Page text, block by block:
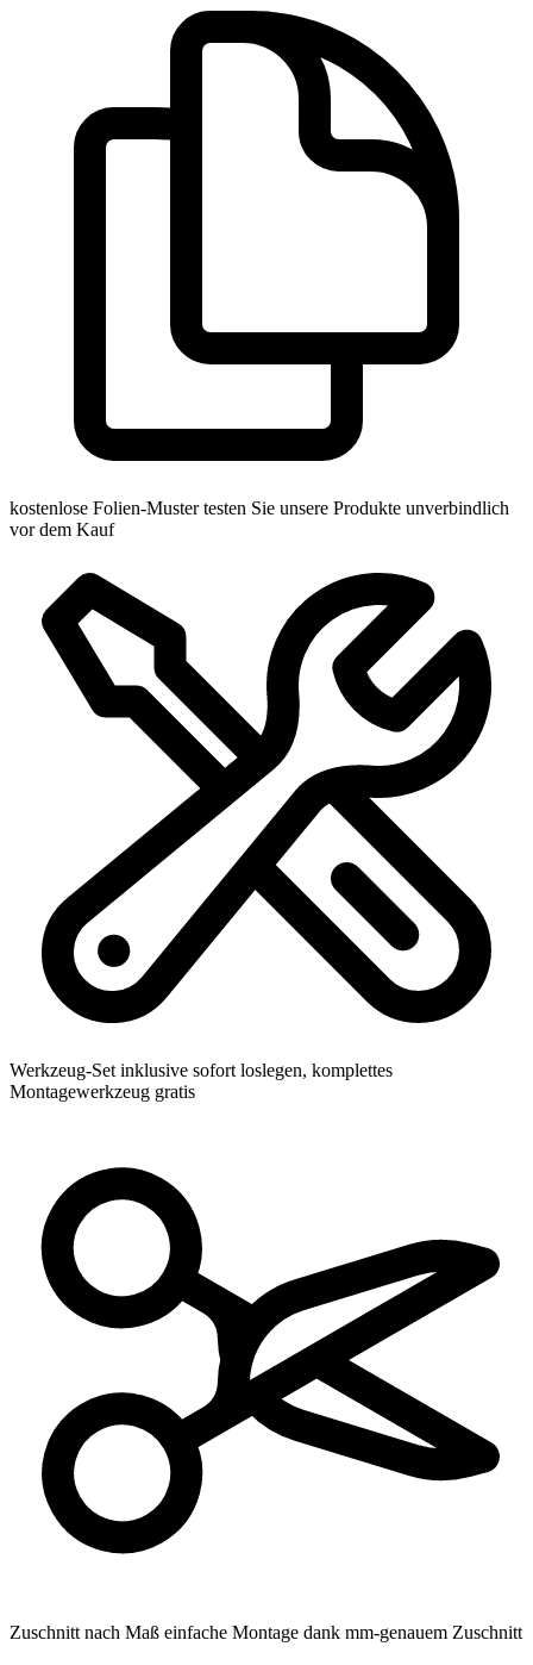
kostenlose Folien-Muster testen Sie unsere Produkte unverbindlich
vor dem Kauf
Werkzeug-Set inklusive sofort loslegen, komplettes
Montagewerkzeug gratis
Zuschnitt nach Maß einfache Montage dank mm-genauem Zuschnitt